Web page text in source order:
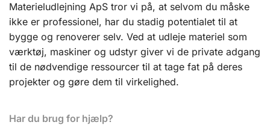
Materieludlejning ApS tror vi på, at selvom du måske
ikke er professionel, har du stadig potentialet til at
bygge og renoverer selv. Ved at udleje materiel som
værktøj, maskiner og udstyr giver vi de private adgang
til de nødvendige ressourcer til at tage fat på deres
projekter og gøre dem til virkelighed.
Har du brug for hjælp?